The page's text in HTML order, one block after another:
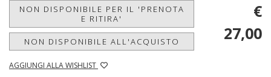
NON DISPONIBILE PER IL 'PRENOTA
E RITIRA'
NON DISPONIBILE ALL'ACQUISTO
AGGIUNGI ALLA WISHLIST
€
27,00